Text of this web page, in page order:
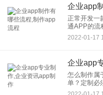
企业app
正常开发一
通APP的流程是怎样的 1.
需求，作为
环节。或者
2022-01-17
企业app
怎么制作属
单？定制必须选
业，来说，